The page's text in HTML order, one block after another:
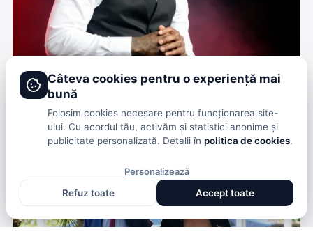
RAPPERUL PRINS ÎNTRE POLIȚIE ȘI PROPRIILE
VERSURI. DE CE S-A ÎNTORS NUMELE LUI YG ÎN CAZUL
DRAKEO THE RULER
DENISA ENACHE· ACUM 2 SĂPTĂMÂNI
Câteva cookies pentru o experiență mai
bună
Folosim cookies necesare pentru funcționarea site-
ului. Cu acordul tău, activăm și statistici anonime și
publicitate personalizată. Detalii în politica de cookies.
Personalizează
Refuz toate
Accept toate